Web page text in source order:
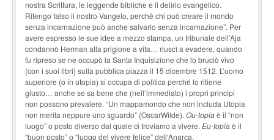
nostra Scrittura, le leggende bibliche e il delirio evangelico.
Ritengo falso il nostro Vangelo, perché chi può creare il mondo
senza incarnazione può anche salvarlo senza incarnazione”. Per
avere espresso le sue idee a mezzo stampa, un tribunale dell’Aja
condannò Herman alla prigione a vita… riuscì a evadere, quando
fu ripreso se ne occupò la Santa Inquisizione che lo bruciò vivo
(con i suoi libri) sulla pubblica piazza il 15 dicembre 1512. L’uomo
superiore (o in utopia) si occupa di politica perché lo ritiene
giusto… anche se sa bene che (nell’immediato) i propri princìpi
non possono prevalere. “Un mappamondo che non includa Utopia
non merita neppure uno sguardo” (OscarWilde). Ou-topiaè il “non
luogo” o posto diverso dal quale ci troviamo a vivere. Eu-topiaè il
“buon posto” o “luogo del vivere felice” dell’Anarca.